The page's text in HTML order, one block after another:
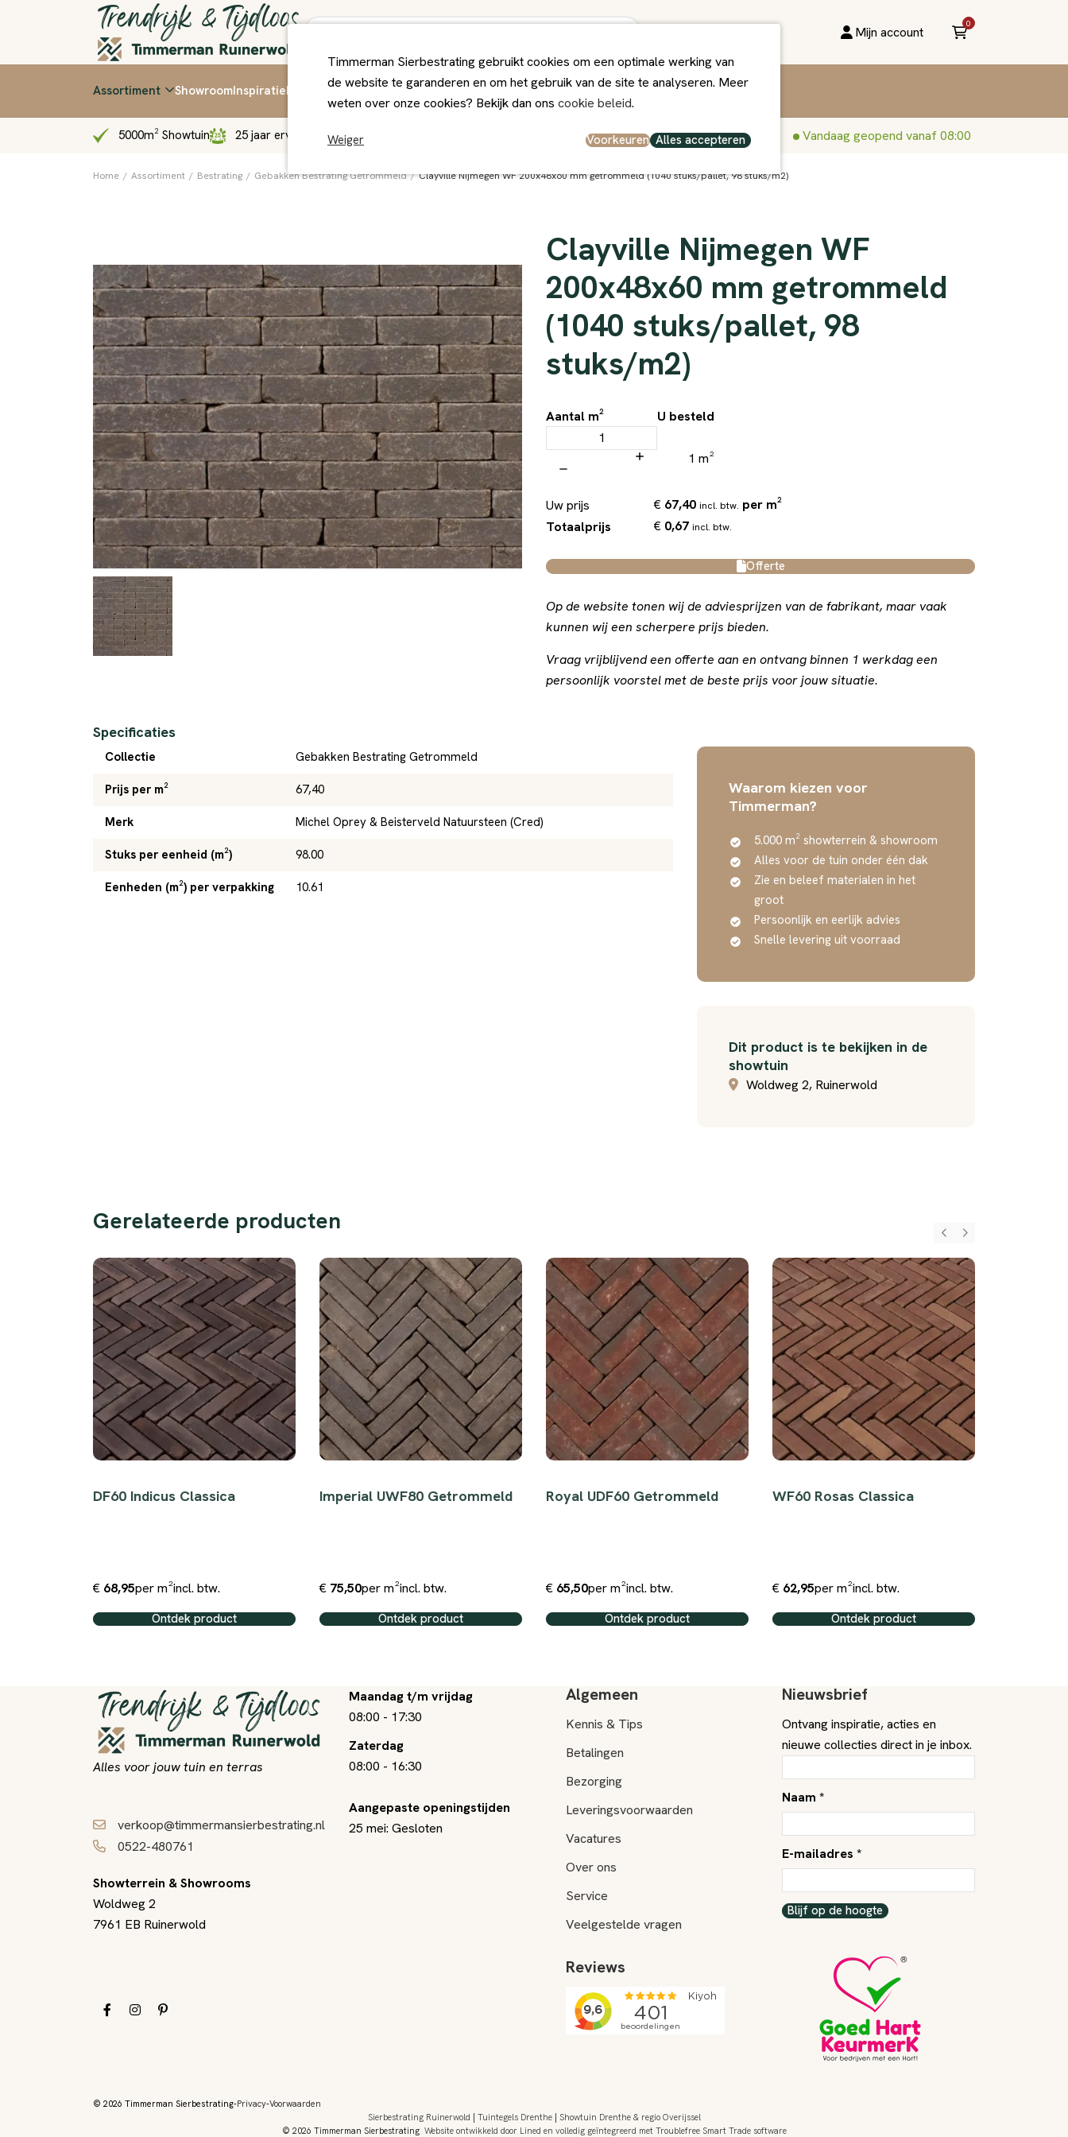
Mijn account
0
Assortiment ShowroomInspiratieKennis & TipsWinkel Contact
5000m² Showtuin 25 jaar ervaring Snel en persoonlijk Vandaag geopend vanaf 08:00
Home / Assortiment / Bestrating / Gebakken Bestrating Getrommeld / Clayville Nijmegen WF 200x48x60 mm getrommeld (1040 stuks/pallet, 98 stuks/m2)
Clayville Nijmegen WF
200x48x60 mm getrommeld
(1040 stuks/pallet, 98
stuks/m2)
Aantal m² U besteld
1 m²
Uw prijs € 67,40 incl. btw. per m²
Totaalprijs
€ 0,67 incl. btw.
Offerte
Op de website tonen wij de adviesprijzen van de fabrikant, maar vaak
kunnen wij een scherpere prijs bieden.
Vraag vrijblijvend een offerte aan en ontvang binnen 1 werkdag een
persoonlijk voorstel met de beste prijs voor jouw situatie.
Specificaties
Collectie Gebakken Bestrating Getrommeld
Prijs per m² 67,40
Merk Michel Oprey & Beisterveld Natuursteen (Cred)
Stuks per eenheid (m²) 98.00
Eenheden (m²) per verpakking 10.61
Waarom kiezen voor
Timmerman?
5.000 m² showterrein & showroom
Alles voor de tuin onder één dak
Zie en beleef materialen in het
groot
Persoonlijk en eerlijk advies
Snelle levering uit voorraad
Dit product is te bekijken in de
showtuin
Woldweg 2, Ruinerwold
Gerelateerde producten
DF60 Indicus Classica
€ 68,95per m²incl. btw.
Ontdek product
Imperial UWF80 Getrommeld
€ 75,50per m²incl. btw.
Ontdek product
Royal UDF60 Getrommeld
€ 65,50per m²incl. btw.
Ontdek product
WF60 Rosas Classica
€ 62,95per m²incl. btw.
Ontdek product
Alles voor jouw tuin en terras
verkoop@timmermansierbestrating.nl
0522-480761
Showterrein & Showrooms
Woldweg 2
7961 EB Ruinerwold
Maandag t/m vrijdag
08:00 - 17:30
Zaterdag
08:00 - 16:30
Aangepaste openingstijden
25 mei: Gesloten
Algemeen
Kennis & Tips
Betalingen
Bezorging
Leveringsvoorwaarden
Vacatures
Over ons
Service
Veelgestelde vragen
Reviews
Nieuwsbrief
Ontvang inspiratie, acties en
nieuwe collecties direct in je inbox.
Naam *
E-mailadres *
Blijf op de hoogte
© 2026 Timmerman Sierbestrating Privacy Voorwaarden
Sierbestrating Ruinerwold
Tuintegels Drenthe|
Showtuin Drenthe & regio Overijssel
© 2026 Timmerman Sierbestrating Website ontwikkeld door Lined en volledig geïntegreerd met Troublefree Smart Trade software
Timmerman Sierbestrating gebruikt cookies om een optimale werking van
de website te garanderen en om het gebruik van de site te analyseren. Meer
weten over onze cookies? Bekijk dan ons cookie beleid.
Weiger Voorkeuren Alles accepteren